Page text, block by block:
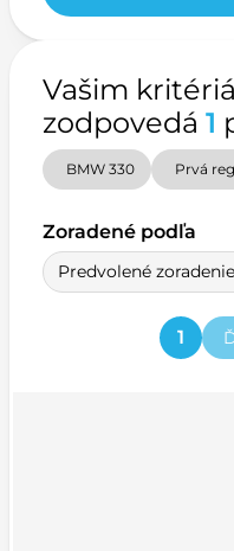
Vašim
zodpovedá 1
BMW 330 Prvá
Zoradené podľa
Predvolené zoradenie
1